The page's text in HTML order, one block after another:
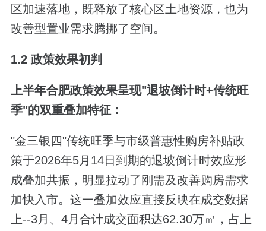
区加速落地，既释放了核心区土地资源，也为
改善型置业需求腾挪了空间。
1.2 政策效果初判
上半年合肥政策效果呈现"退坡倒计时+传统旺
季"的双重叠加特征：
"金三银四"传统旺季与市级普惠性购房补贴政
策于2026年5月14日到期的退坡倒计时效应形
成叠加共振，明显拉动了刚需及改善购房需求
加快入市。这一叠加效应直接反映在成交数据
上--3月、4月合计成交面积达62.30万㎡，占上